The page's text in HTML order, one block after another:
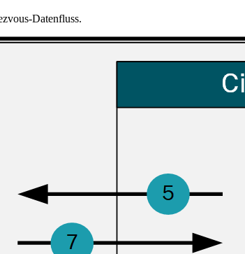
Datenfluss.